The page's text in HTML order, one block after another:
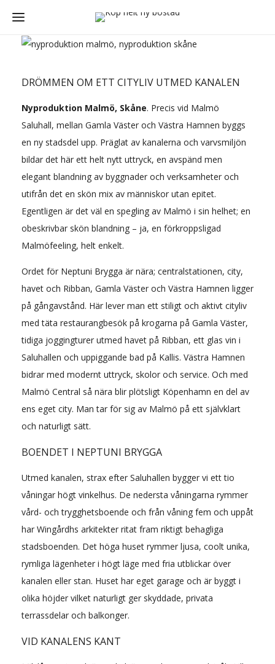
DRÖMMEN OM ETT CITYLIV UTMED KANALEN
Nyproduktion Malmö, Skåne. Precis vid Malmö
Saluhall, mellan Gamla Väster och Västra Hamnen byggs
en ny stadsdel upp. Präglat av kanalerna och varvsmiljön
bildar det här ett helt nytt uttryck, en avspänd men
elegant blandning av byggnader och verksamheter och
utifrån det en skön mix av människor utan epitet.
Egentligen är det väl en spegling av Malmö i sin helhet; en
obeskrivbar skön blandning – ja, en förkroppsligad
Malmöfeeling, helt enkelt.
Ordet för Neptuni Brygga är nära; centralstationen, city,
havet och Ribban, Gamla Väster och Västra Hamnen ligger
på gångavstånd. Här lever man ett stiligt och aktivt cityliv
med täta restaurangbesök på krogarna på Gamla Väster,
tidiga joggingturer utmed havet på Ribban, ett glas vin i
Saluhallen och uppiggande bad på Kallis. Västra Hamnen
bidrar med modernt uttryck, skolor och service. Och med
Malmö Central så nära blir plötsligt Köpenhamn en del av
ens eget city. Man tar för sig av Malmö på ett självklart
och naturligt sätt.
BOENDET I NEPTUNI BRYGGA
Utmed kanalen, strax efter Saluhallen bygger vi ett tio
våningar högt vinkelhus. De nedersta våningarna rymmer
vård- och trygghetsboende och från våning fem och uppåt
har Wingårdhs arkitekter ritat fram riktigt behagliga
stadsboenden. Det höga huset rymmer ljusa, coolt unika,
rymliga lägenheter i högt läge med fria utblickar över
kanalen eller stan. Huset har eget garage och är byggt i
olika höjder vilket naturligt ger skyddade, privata
terrassdelar och balkonger.
VID KANALENS KANT